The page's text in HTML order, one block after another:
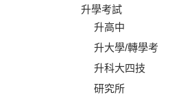
升學考試
升高中
升大學/轉學考
升科大四技
研究所